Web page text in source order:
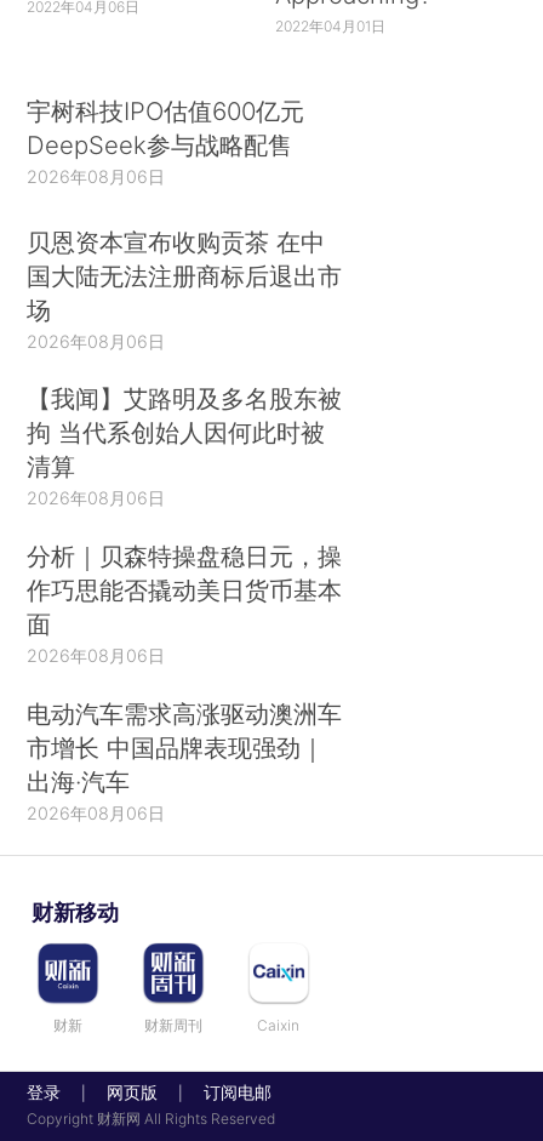
2022年04月06日
2022年04月01日
宇树科技IPO估值600亿元
DeepSeek参与战略配售
2026年08月06日
贝恩资本宣布收购贡茶 在中
国大陆无法注册商标后退出市
场
2026年08月06日
【我闻】艾路明及多名股东被
拘 当代系创始人因何此时被
清算
2026年08月06日
分析｜贝森特操盘稳日元，操
作巧思能否撬动美日货币基本
面
2026年08月06日
电动汽车需求高涨驱动澳洲车
市增长 中国品牌表现强劲｜
出海·汽车
2026年08月06日
财新移动
财新 财新周刊 Caixin
登录 网页版 订阅电邮
Copyright 财新网 All Rights Reserved